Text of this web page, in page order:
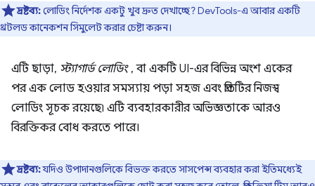
দ্রষ্টব্য:লোডিং নির্দেশক একটু খুব দ্রুত দেখাচ্ছে? DevTools-এ আবার একটি
থ্রটলড কানেকশন সিমুলেট করার চেষ্টা করুন।
এটি ছাড়া, স্ট্যাগার্ড লোডিং, বা একটি UI-এর বিভিন্ন অংশ একের
পর এক লোড হওয়ার সমস্যায় পড়া সহজ এবং প্রতিটির নিজস্ব
লোডিং সূচক রয়েছে৷ এটি ব্যবহারকারীর অভিজ্ঞতাকে আরও
বিরক্তিকর বোধ করতে পারে।
দ্রষ্টব্য:যদিও উপাদানগুলিকে বিভক্ত করতে সাসপেন্স ব্যবহার করা ইতিমধ্যেই